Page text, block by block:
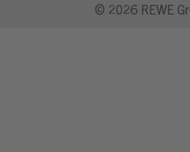
© 2026 REWE